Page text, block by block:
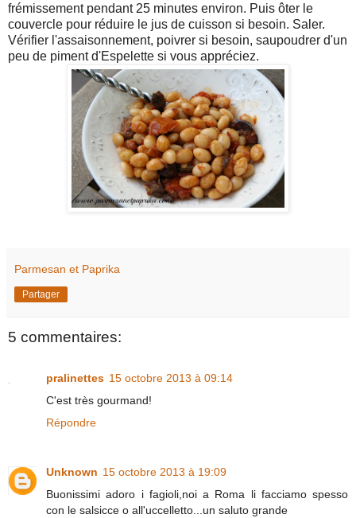
frémissement pendant 25 minutes environ. Puis ôter le
couvercle pour réduire le jus de cuisson si besoin. Saler.
Vérifier l'assaisonnement, poivrer si besoin, saupoudrer d'un
peu de piment d'Espelette si vous appréciez.
Parmesan et Paprika
Partager
5 commentaires:
pralinettes 15 octobre 2013 à 09:14
C'est très gourmand!
Répondre
Unknown 15 octobre 2013 à 19:09
Buonissimi adoro i fagioli,noi a Roma li facciamo spesso
con le salsicce o all'uccelletto...un saluto grande